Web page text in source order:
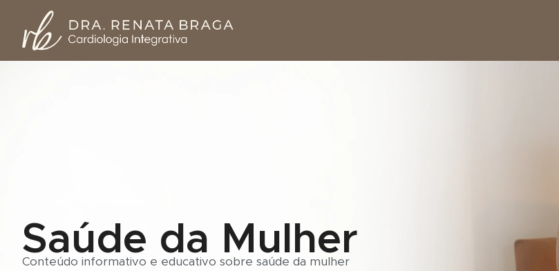
Saúde da Mulher
Conteúdo informativo e educativo sobre saúde da mulher